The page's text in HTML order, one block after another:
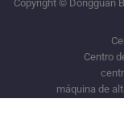
Copyright © Dongguan
Centro
máquina de